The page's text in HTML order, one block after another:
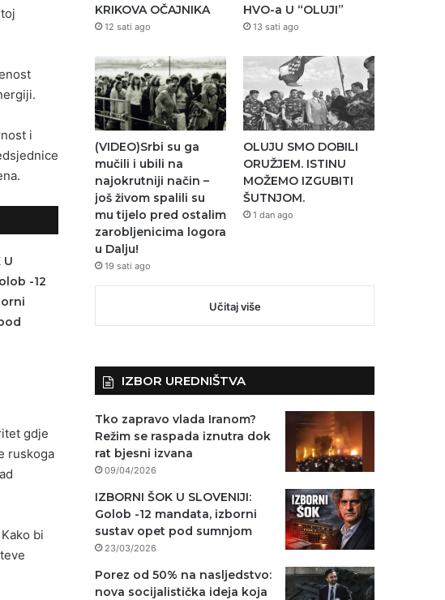
i
U
-12
gdje
ruskoga
bi
KRIKOVA OČAJNIKA
12 sati ago
HVO-a U “OLUJI”
13 sati ago
(VIDEO)Srbi su ga
mučili i ubili na
najokrutniji način –
još živom spalili su
mu tijelo pred ostalim
zarobljenicima logora
u Dalju!
19 sati ago
OLUJU SMO DOBILI
ORUŽJEM. ISTINU
MOŽEMO IZGUBITI
ŠUTNJOM.
1 dan ago
Učitaj više
IZBOR UREDNIŠTVA
Tko zapravo vlada Iranom?
Režim se raspada iznutra dok
rat bjesni izvana
09/04/2026
IZBORNI ŠOK U SLOVENIJI:
Golob -12 mandata, izborni
sustav opet pod sumnjom
23/03/2026
Porez od 50% na nasljedstvo:
nova socijalistička ideja koja